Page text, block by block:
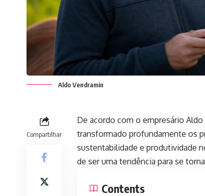
Aldo Vendramin
Compartilhar
De acordo com o empresário
transformado profundamente os
sustentabilidade e produtividade
de ser uma tendência para se
Contents